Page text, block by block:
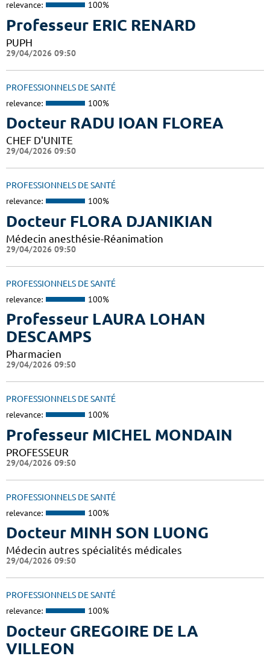
relevance: 100%
Professeur ERIC RENARD
PUPH
29/04/2026 09:50
PROFESSIONNELS DE SANTÉ
relevance: 100%
Docteur RADU IOAN FLOREA
CHEF D'UNITE
29/04/2026 09:50
PROFESSIONNELS DE SANTÉ
relevance: 100%
Docteur FLORA DJANIKIAN
Médecin anesthésie-Réanimation
29/04/2026 09:50
PROFESSIONNELS DE SANTÉ
relevance: 100%
Professeur LAURA LOHAN
DESCAMPS
Pharmacien
29/04/2026 09:50
PROFESSIONNELS DE SANTÉ
relevance: 100%
Professeur MICHEL MONDAIN
PROFESSEUR
29/04/2026 09:50
PROFESSIONNELS DE SANTÉ
relevance: 100%
Docteur MINH SON LUONG
Médecin autres spécialités médicales
29/04/2026 09:50
PROFESSIONNELS DE SANTÉ
relevance: 100%
Docteur GREGOIRE DE LA
VILLEON